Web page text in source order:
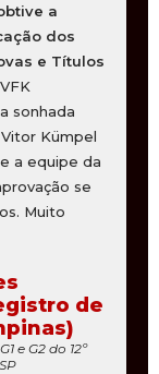
a
dos
e Títulos
sonhada
Kümpel
a equipe da
se
Muito
de
e G2 do 12º